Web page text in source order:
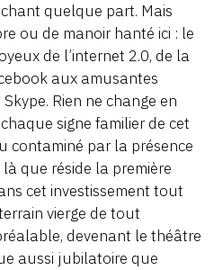
quelque part. Mais
ou de manoir hanté ici : le
de l’internet 2.0, de la
aux amusantes
Rien ne change en
signe familier de cet
contaminé par la présence
là que réside la première
cet investissement tout
vierge de tout
devenant le théâtre
aussi jubilatoire que